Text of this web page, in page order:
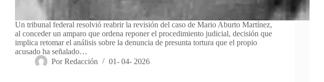
Un tribunal federal resolvió reabrir la revisión del caso de Mario Aburto Martínez,
al conceder un amparo que ordena reponer el procedimiento judicial, decisión que
implica retomar el análisis sobre la denuncia de presunta tortura que el propio
acusado ha señalado…
Por Redacción 01- 04- 2026